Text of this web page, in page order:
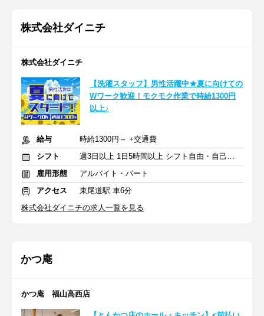
株式会社ダイニチ
株式会社ダイニチ
【洗濯スタッフ】男性活躍中★夏に向けての
Wワーク歓迎！モクモク作業で時給1300円
以上♪
給与
時給1300円～ +交通費
シフト
週3日以上 1日5時間以上 シフト自由・自己申告
雇用形態
アルバイト・パート
アクセス
東尾道駅 車6分
株式会社ダイニチの求人一覧を見る
かつ庵
かつ庵 福山高西店